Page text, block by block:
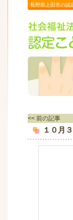
長野県上田市の認
<< 前の記事
１０月